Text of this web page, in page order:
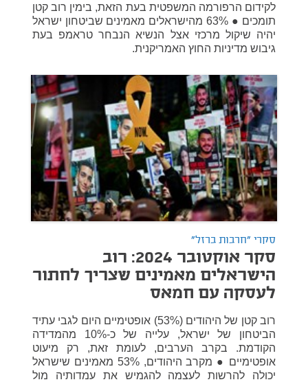
לקידום הרפורמה המשפטית בעת הזאת, בימין רוב קטן
תומכים ● 63% מהישראלים מאמינים שביטחון ישראל
יהיה שיקול מרכזי אצל הנשיא הנבחר טראמפ בעת
גיבוש מדיניות החוץ האמריקנית.
סקרי "חרבות ברזל"
סקר אוקטובר 2024: רוב
הישראלים מאמינים שצריך לחתור
לעסקה עם חמאס
רוב קטן של היהודים (53%) אופטימיים היום לגבי עתיד
הביטחון של ישראל, עלייה של כ-10% מהמדידה
הקודמת. בקרב הערבים, לעומת זאת, רק מיעוט
אופטימיים ● מקרב היהודים, 53% מאמינים שישראל
יכולה להרשות לעצמה להגמיש את עמדותיה מול